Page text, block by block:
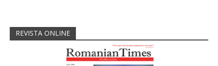
REVISTA ONLINE